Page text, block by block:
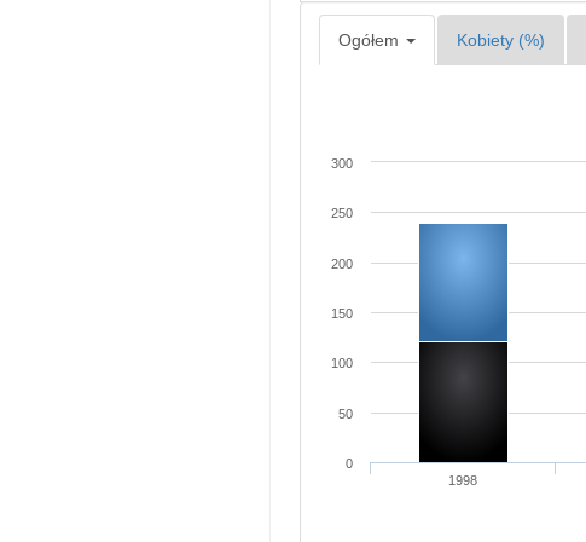
Ogółem Kobiety (%)
1998
0
50
100
150
200
250
300